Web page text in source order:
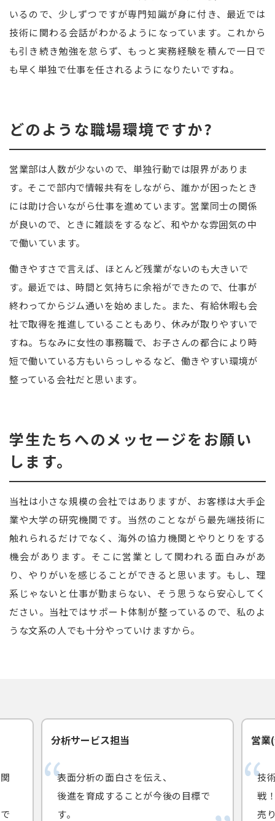
いるので、少しずつですが専門知識が身に付き、最近では
技術に関わる会話がわかるようになっています。これから
も引き続き勉強を怠らず、もっと実務経験を積んで一日で
も早く単独で仕事を任されるようになりたいですね。
どのような職場環境ですか?
営業部は人数が少ないので、単独行動では限界がありま
す。そこで部内で情報共有をしながら、誰かが困ったとき
には助け合いながら仕事を進めています。営業同士の関係
が良いので、ときに雑談をするなど、和やかな雰囲気の中
で働いています。
働きやすさで言えば、ほとんど残業がないのも大きいで
す。最近では、時間と気持ちに余裕ができたので、仕事が
終わってからジム通いを始めました。また、有給休暇も会
社で取得を推進していることもあり、休みが取りやすいで
すね。ちなみに女性の事務職で、お子さんの都合により時
短で働いている方もいらっしゃるなど、働きやすい環境が
整っている会社だと思います。
学生たちへのメッセージをお願い
します。
当社は小さな規模の会社ではありますが、お客様は大手企
業や大学の研究機関です。当然のことながら最先端技術に
触れられるだけでなく、海外の協力機関とやりとりをする
機会があります。そこに営業として関われる面白みがあ
り、やりがいを感じることができると思います。もし、理
系じゃないと仕事が勤まらない、そう思うなら安心してく
ださい。当社ではサポート体制が整っているので、私のよ
うな文系の人でも十分やっていけますから。
分析サービス担当
表面分析の面白さを伝え、
後進を育成することが今後の目標で
す。
営業
技
戦
売